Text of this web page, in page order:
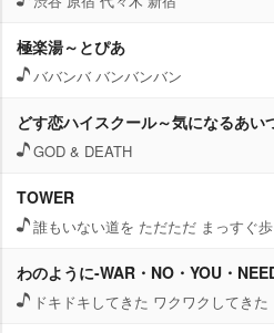
極楽湯～とぴあ
ババンバ バンバンバン
どす恋ハイスクール～気になるあい
GOD & DEATH
TOWER
誰もいない道を ただただ まっすぐ歩
わのように-WAR・NO・YOU・
ドキドキしてきた ワクワクしてきた